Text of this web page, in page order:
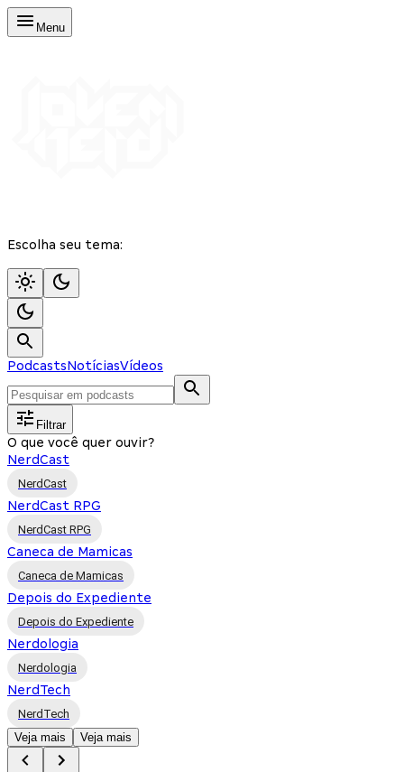
Menu
Escolha seu tema:
PodcastsNotíciasVídeos
Filtrar
O que você quer ouvir?
NerdCast
NerdCast
NerdCast RPG
NerdCast RPG
Caneca de Mamicas
Caneca de Mamicas
Depois do Expediente
Depois do Expediente
Nerdologia
Nerdologia
NerdTech
NerdTech
Veja mais
Veja mais